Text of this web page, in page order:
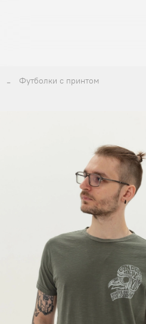
Футболки с принтом